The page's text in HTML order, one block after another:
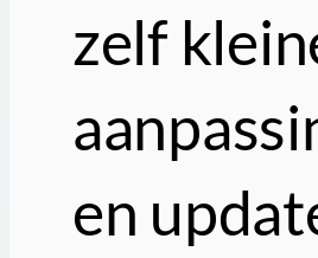
zelf
en